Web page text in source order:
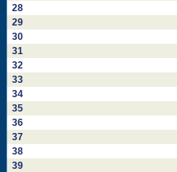
28
29
30
31
32
33
34
35
36
37
38
39